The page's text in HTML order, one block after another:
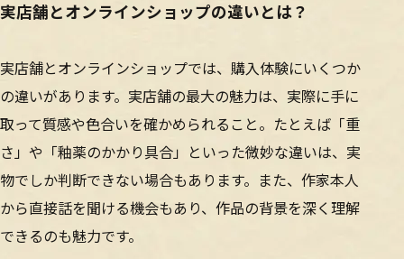
実店舗とオンラインショップの違いとは？
実店舗とオンラインショップでは、購入体験にいくつか
の違いがあります。実店舗の最大の魅力は、実際に手に
取って質感や色合いを確かめられること。たとえば「重
さ」や「釉薬のかかり具合」といった微妙な違いは、実
物でしか判断できない場合もあります。また、作家本人
から直接話を聞ける機会もあり、作品の背景を深く理解
できるのも魅力です。